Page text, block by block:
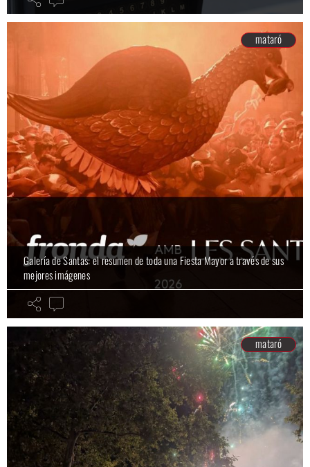
mataró
Galería de Santas: el resumen de toda una Fiesta Mayor a través de sus
mejores imágenes
mataró